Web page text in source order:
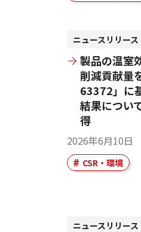
ニュースリリース
製品の温室
削減貢献量
63372」に
結果につい
得
2026年6月10日
CSR・環境
ニュースリリース